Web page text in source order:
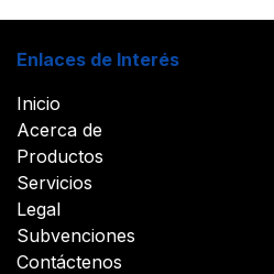
Enlaces de Interés
Inicio
Acerca de
Productos
Servicios
Legal
Subvenciones
Contáctenos